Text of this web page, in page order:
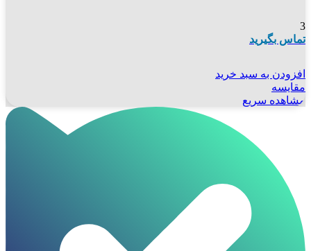
3
تماس بگیرید
افزودن به سبد خرید
مقایسه
مشاهده سریع